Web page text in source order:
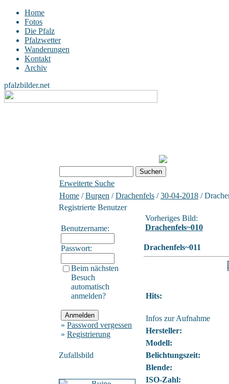
Home
Fotos
Die Pfalz
Pfalzwetter
Wanderungen
Kontakt
Archiv
pfalzbilder.net
Erweiterte Suche
Home /Burgen /Drachenfels /30-04-2018 /
Registrierte Benutzer
Benutzername:
Passwort:
Beim nächsten
Besuch
automatisch
anmelden?
» Password vergessen
» Registrierung
Zufallsbild
Vorheriges Bild:
Drachenfels~010
Drachenfels~011
Hits:
Infos zur Aufnahme
Hersteller:
Modell:
Belichtungszeit:
Blende:
ISO-Zahl: